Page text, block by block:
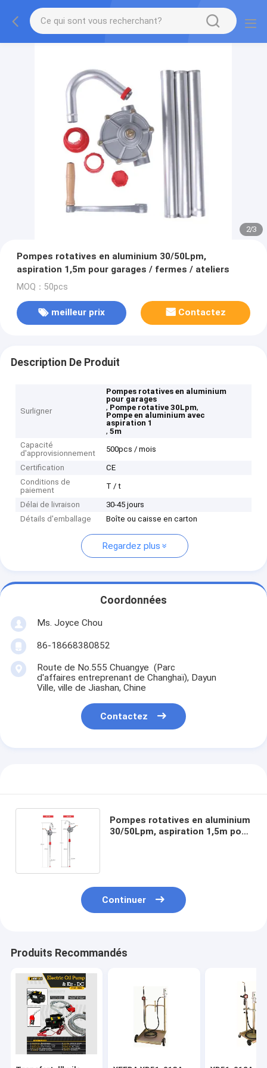
2/3
Pompes rotatives en aluminium 30/50Lpm,
aspiration 1,5m pour garages / fermes / ateliers
MOQ：50pcs
meilleur prix Contactez
Description De Produit
Surligner
Pompes rotatives en aluminium
pour garages
, Pompe rotative 30Lpm,
Pompe en aluminium avec
aspiration 1
,5m
Capacité
d'approvisionnement
500pcs / mois
Certification
CE
Conditions de
paiement
T / t
Délai de livraison
30-45 jours
Détails d'emballage
Boîte ou caisse en carton
Regardez plus
Coordonnées
Ms. Joyce Chou
86-18668380852
Route de No.555 Chuangye (Parc
d'affaires entreprenant de Changhaï), Dayun
Ville, ville de Jiashan, Chine
Contactez
Pompes rotatives en aluminium
30/50Lpm, aspiration 1,5m pour
Continuer
Produits Recommandés